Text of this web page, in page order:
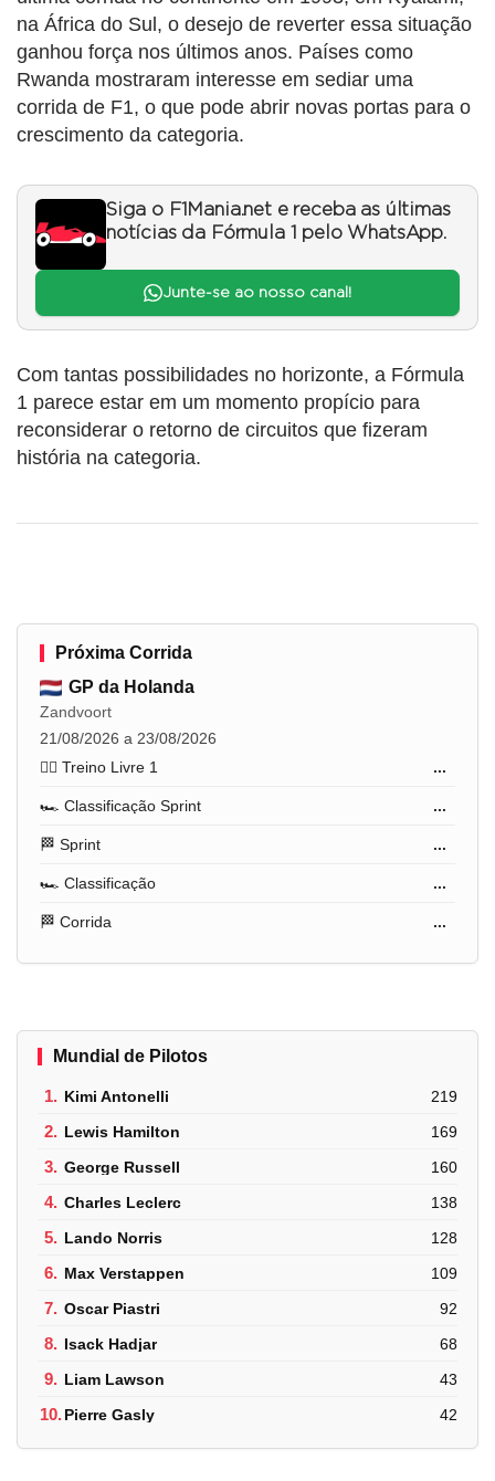
na África do Sul, o desejo de reverter essa situação
ganhou força nos últimos anos. Países como
Rwanda mostraram interesse em sediar uma
corrida de F1, o que pode abrir novas portas para o
crescimento da categoria.
Siga o F1Mania.net e receba as últimas
notícias da Fórmula 1 pelo WhatsApp.
Junte-se ao nosso canal!
Com tantas possibilidades no horizonte, a Fórmula
1 parece estar em um momento propício para
reconsiderar o retorno de circuitos que fizeram
história na categoria.
Próxima Corrida
GP da Holanda
Zandvoort
21/08/2026 a 23/08/2026
🏋️‍♂️ Treino Livre 1
...
🏎️ Classificação Sprint ...
🏁 Sprint ...
🏎️ Classificação ...
🏁 Corrida ...
Mundial de Pilotos
1. Kimi Antonelli 219
2. Lewis Hamilton 169
3. George Russell 160
4. Charles Leclerc 138
5. Lando Norris 128
6. Max Verstappen 109
7. Oscar Piastri 92
8. Isack Hadjar 68
9. Liam Lawson 43
10.Pierre Gasly 42